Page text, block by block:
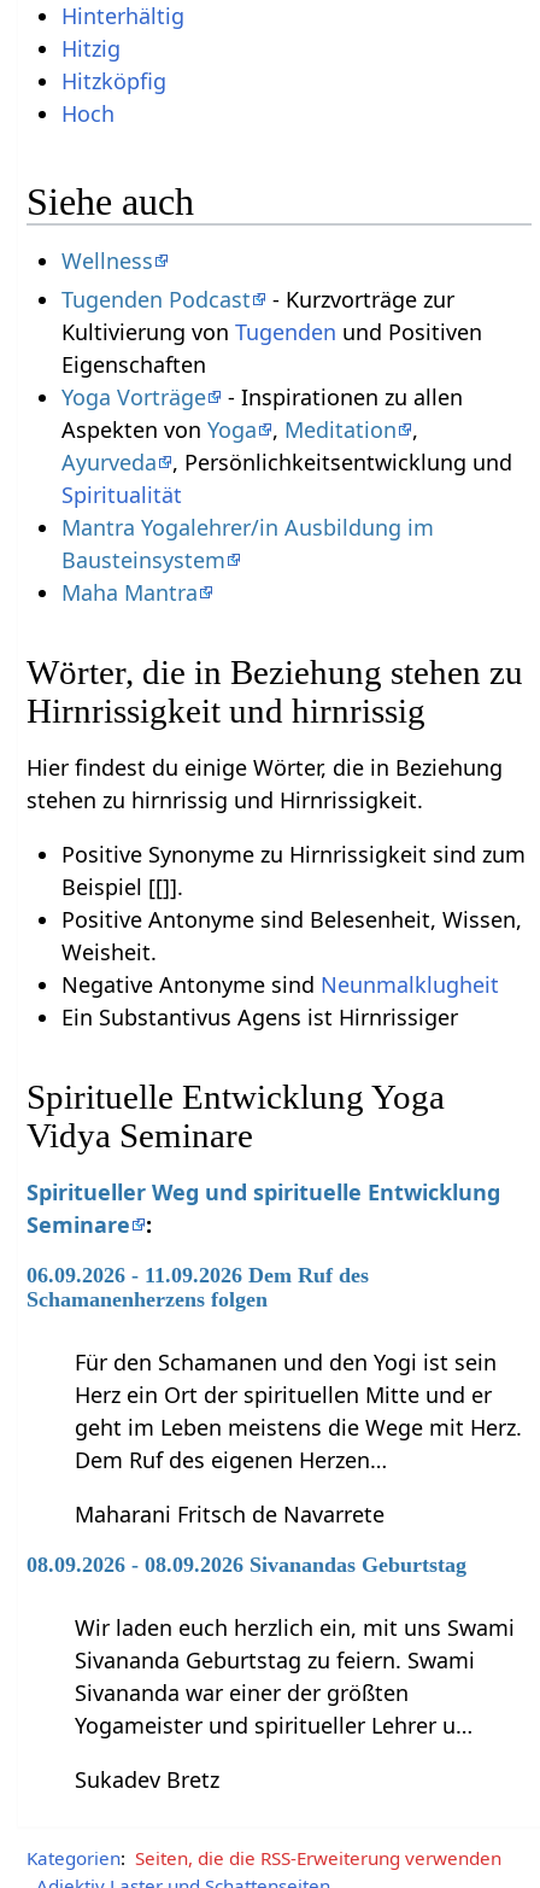
Hinterhältig
Hitzig
Hitzköpfig
Hoch
Siehe auch
Wellness
Tugenden Podcast
- Kurzvorträge zur
Kultivierung von Tugenden und Positiven
Eigenschaften
Yoga Vorträge
- Inspirationen zu allen
Aspekten von Yoga , Meditation
,
Ayurveda
, Persönlichkeitsentwicklung und
Spiritualität
Mantra Yogalehrer/in Ausbildung im
Bausteinsystem
Maha Mantra
Wörter, die in Beziehung stehen zu
Hirnrissigkeit und hirnrissig
Hier findest du einige Wörter, die in Beziehung
stehen zu hirnrissig und Hirnrissigkeit.
Positive Synonyme zu Hirnrissigkeit sind zum
Beispiel [[]].
Positive Antonyme sind Belesenheit, Wissen,
Weisheit.
Negative Antonyme sind Neunmalklugheit
Ein Substantivus Agens ist Hirnrissiger
Spirituelle Entwicklung Yoga
Vidya Seminare
Spiritueller Weg und spirituelle Entwicklung
Seminare
:
06.09.2026 - 11.09.2026 Dem Ruf des
Schamanenherzens folgen
Für den Schamanen und den Yogi ist sein
Herz ein Ort der spirituellen Mitte und er
geht im Leben meistens die Wege mit Herz.
Dem Ruf des eigenen Herzen…
Maharani Fritsch de Navarrete
08.09.2026 - 08.09.2026 Sivanandas Geburtstag
Wir laden euch herzlich ein, mit uns Swami
Sivananda Geburtstag zu feiern. Swami
Sivananda war einer der größten
Yogameister und spiritueller Lehrer u…
Sukadev Bretz
Kategorien: Seiten, die die RSS-Erweiterung verwenden